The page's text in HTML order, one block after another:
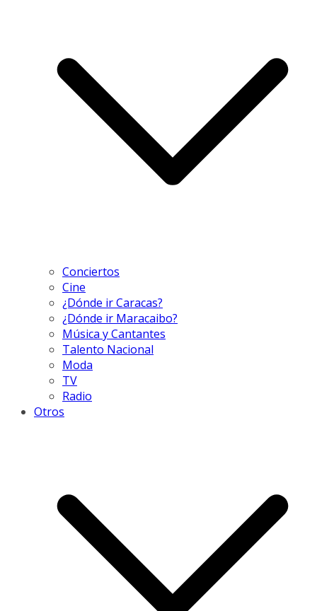
Conciertos
Cine
¿Dónde ir Caracas?
¿Dónde ir Maracaibo?
Música y Cantantes
Talento Nacional
Moda
TV
Radio
Otros